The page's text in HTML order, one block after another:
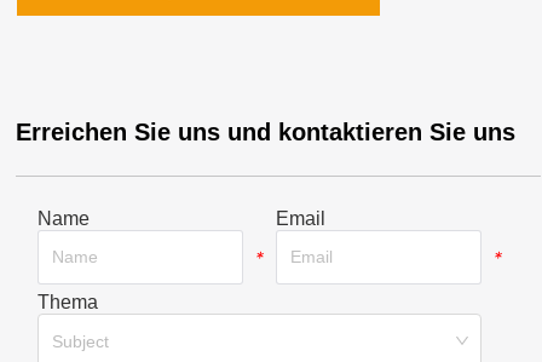
Erreichen Sie uns und kontaktieren Sie uns
Name
*
Email
*
Thema
Subject